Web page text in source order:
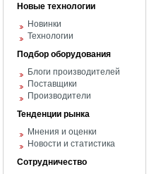
Новые технологии
Новинки
Технологии
Подбор оборудования
Блоги производителей
Поставщики
Производители
Тенденции рынка
Мнения и оценки
Новости и статистика
Сотрудничество